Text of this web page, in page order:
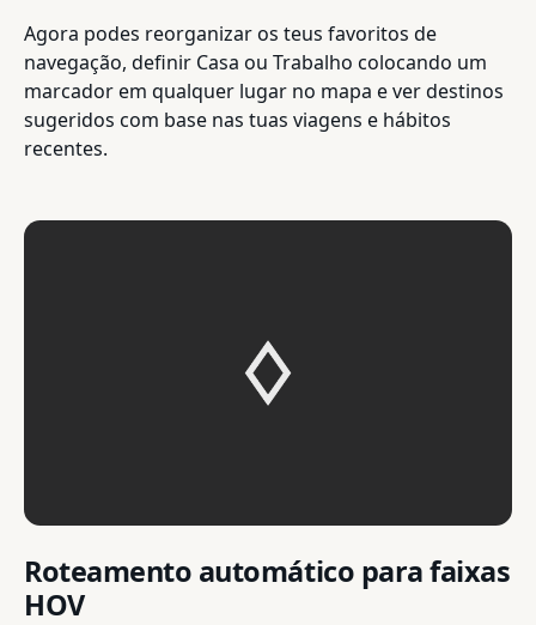
Agora podes reorganizar os teus favoritos de
navegação, definir Casa ou Trabalho colocando um
marcador em qualquer lugar no mapa e ver destinos
sugeridos com base nas tuas viagens e hábitos
recentes.
Roteamento automático para faixas
HOV